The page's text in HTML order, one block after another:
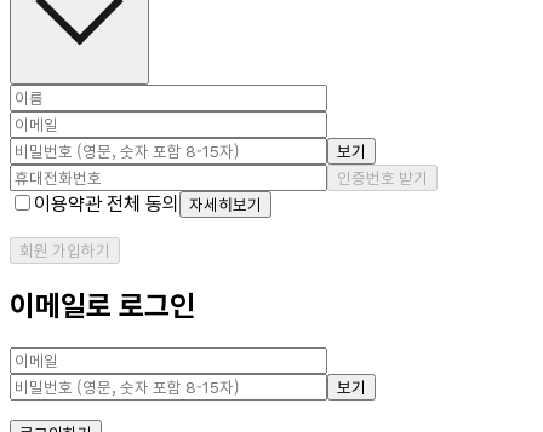
보기
인증번호 받기
이용약관 전체 동의 자세히보기
회원 가입하기
이메일로 로그인
보기